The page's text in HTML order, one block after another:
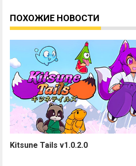
ПОХОЖИЕ НОВОСТИ
Kitsune Tails v1.0.2.0